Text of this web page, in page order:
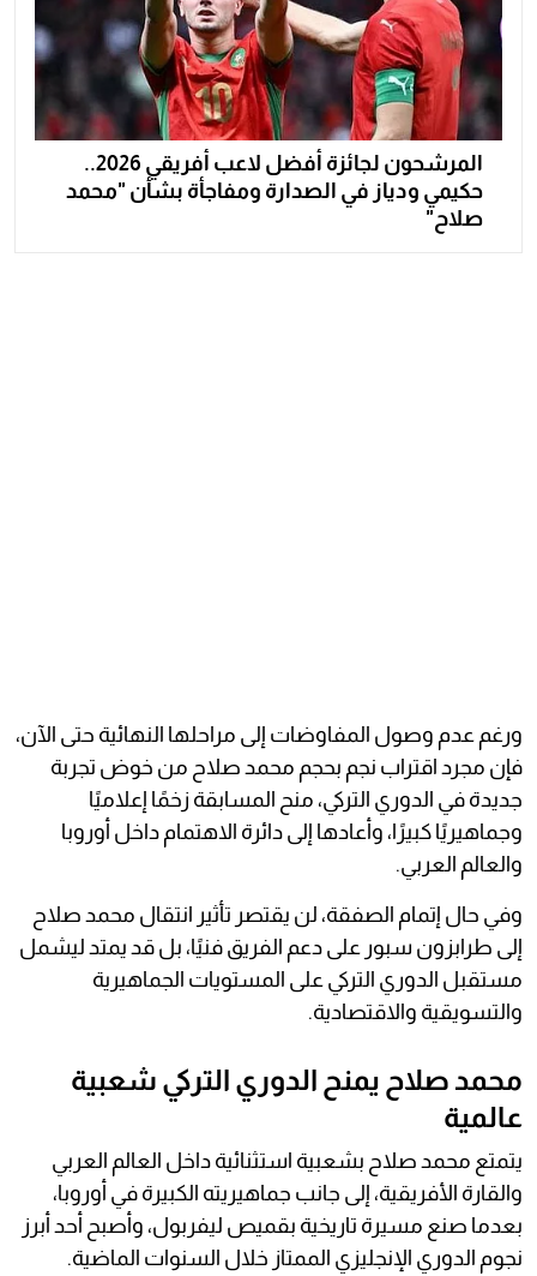
المرشحون لجائزة أفضل لاعب أفريقي 2026..
حكيمي ودياز في الصدارة ومفاجأة بشأن "محمد
صلاح"
ورغم عدم وصول المفاوضات إلى مراحلها النهائية حتى الآن،
فإن مجرد اقتراب نجم بحجم محمد صلاح من خوض تجربة
جديدة في الدوري التركي، منح المسابقة زخمًا إعلاميًا
وجماهيريًا كبيرًا، وأعادها إلى دائرة الاهتمام داخل أوروبا
والعالم العربي.
وفي حال إتمام الصفقة، لن يقتصر تأثير انتقال محمد صلاح
إلى طرابزون سبور على دعم الفريق فنيًا، بل قد يمتد ليشمل
مستقبل الدوري التركي على المستويات الجماهيرية
والتسويقية والاقتصادية.
محمد صلاح يمنح الدوري التركي شعبية
عالمية
يتمتع محمد صلاح بشعبية استثنائية داخل العالم العربي
والقارة الأفريقية، إلى جانب جماهيريته الكبيرة في أوروبا،
بعدما صنع مسيرة تاريخية بقميص ليفربول، وأصبح أحد أبرز
نجوم الدوري الإنجليزي الممتاز خلال السنوات الماضية.